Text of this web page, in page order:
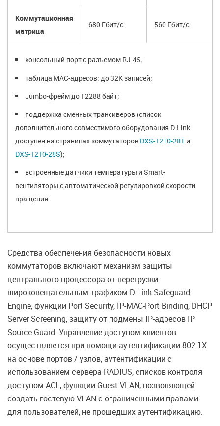
Коммутационная
матрица
680 Гбит/с 560 Гбит/с
консольный порт с разъемом RJ-45;
таблица MAC-адресов: до 32K записей;
Jumbo-фрейм до 12288 байт;
поддержка сменных трансиверов (список
дополнительного совместимого оборудования D-Link
доступен на страницах коммутаторов DXS-1210-28T и
DXS-1210-28S);
встроенные датчики температуры и Smart-
вентиляторы с автоматической регулировкой скорости
вращения.
Средства обеспечения безопасности новых
коммутаторов включают механизм защиты
центрального процессора от перегрузки
широковещательным трафиком D-Link Safeguard
Engine, функции Port Security, IP-MAC-Port Binding, DHCP
Server Screening, защиту от подмены IP-адресов IP
Source Guard. Управление доступом клиентов
осуществляется при помощи аутентификации 802.1Х
на основе портов / узлов, аутентификации с
использованием сервера RADIUS, списков контроля
доступом ACL, функции Guest VLAN, позволяющей
создать гостевую VLAN с ограниченными правами
для пользователей, не прошедших аутентификацию.